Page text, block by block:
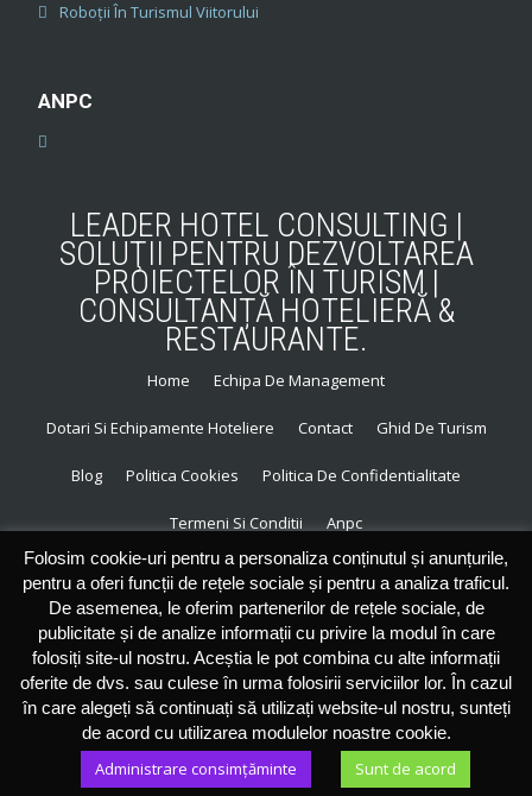
Roboții În Turismul Viitorului
ANPC
LEADER HOTEL CONSULTING |
SOLUŢII PENTRU DEZVOLTAREA
PROIECTELOR ÎN TURISM |
CONSULTANȚĂ HOTELIERĂ &
RESTAURANTE.
O
N
D
A
Home Echipa De Management
Dotari Si Echipamente Hoteliere Contact Ghid De Turism
Blog Politica Cookies Politica De Confidentialitate
Termeni Si Conditii Anpc
Folosim cookie-uri pentru a personaliza conținutul și anunțurile,
pentru a oferi funcții de rețele sociale și pentru a analiza traficul.
De asemenea, le oferim partenerilor de rețele sociale, de
publicitate și de analize informații cu privire la modul în care
folosiți site-ul nostru. Aceștia le pot combina cu alte informații
oferite de dvs. sau culese în urma folosirii serviciilor lor. În cazul
în care alegeți să continuați să utilizați website-ul nostru, sunteți
de acord cu utilizarea modulelor noastre cookie.
Administrare consimțăminte Sunt de acord